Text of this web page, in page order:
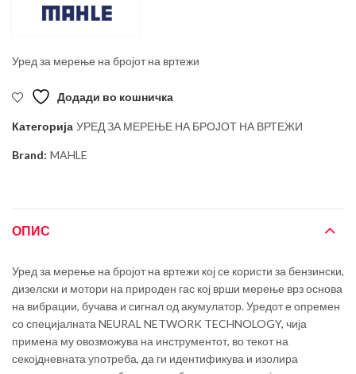
Уред за мерење на бројот на вртежи
Додади во кошничка
Категорија УРЕД ЗА МЕРЕЊЕ НА БРОЈОТ НА ВРТЕЖИ
Brand: MAHLE
ОПИС
Уред за мерење на бројот на вртежи кој се користи за бензински,
дизелски и мотори на природен гас кој врши мерење врз основа
на вибрации, бучава и сигнал од акумулатор. Уредот е опремен
со специјалната NEURAL NETWORK TECHNOLOGY, чија
примена му овозможува на инструментот, во текот на
секојдневната употреба, да ги идентификува и изолира